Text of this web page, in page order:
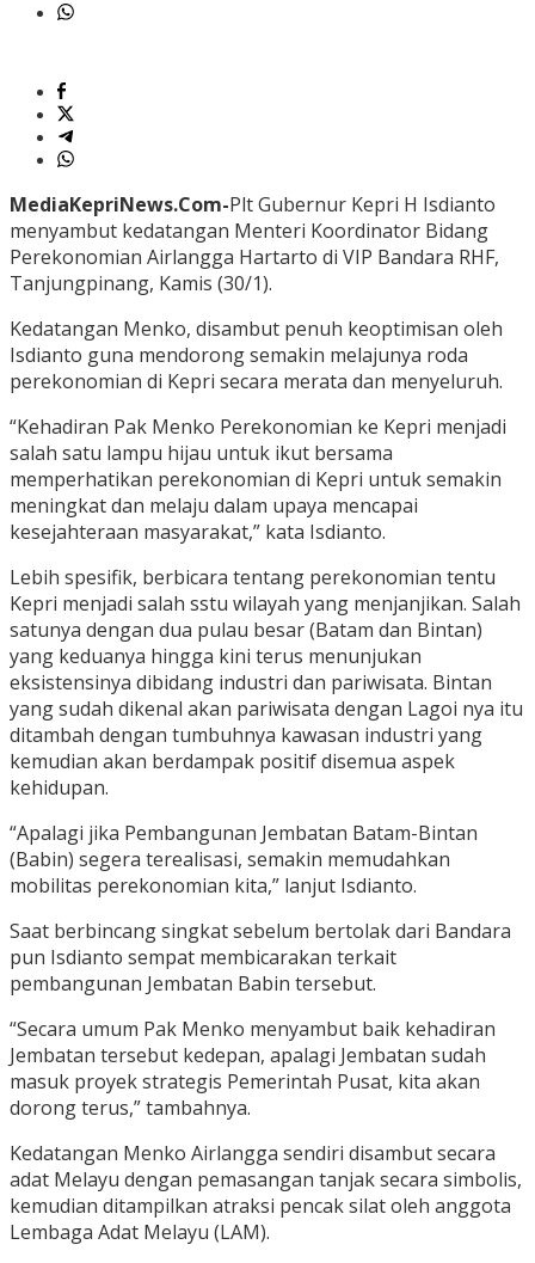
MediaKepriNews.Com-Plt Gubernur Kepri H Isdianto
menyambut kedatangan Menteri Koordinator Bidang
Perekonomian Airlangga Hartarto di VIP Bandara RHF,
Tanjungpinang, Kamis (30/1).
Kedatangan Menko, disambut penuh keoptimisan oleh
Isdianto guna mendorong semakin melajunya roda
perekonomian di Kepri secara merata dan menyeluruh.
“Kehadiran Pak Menko Perekonomian ke Kepri menjadi
salah satu lampu hijau untuk ikut bersama
memperhatikan perekonomian di Kepri untuk semakin
meningkat dan melaju dalam upaya mencapai
kesejahteraan masyarakat,” kata Isdianto.
Lebih spesifik, berbicara tentang perekonomian tentu
Kepri menjadi salah sstu wilayah yang menjanjikan. Salah
satunya dengan dua pulau besar (Batam dan Bintan)
yang keduanya hingga kini terus menunjukan
eksistensinya dibidang industri dan pariwisata. Bintan
yang sudah dikenal akan pariwisata dengan Lagoi nya itu
ditambah dengan tumbuhnya kawasan industri yang
kemudian akan berdampak positif disemua aspek
kehidupan.
“Apalagi jika Pembangunan Jembatan Batam-Bintan
(Babin) segera terealisasi, semakin memudahkan
mobilitas perekonomian kita,” lanjut Isdianto.
Saat berbincang singkat sebelum bertolak dari Bandara
pun Isdianto sempat membicarakan terkait
pembangunan Jembatan Babin tersebut.
“Secara umum Pak Menko menyambut baik kehadiran
Jembatan tersebut kedepan, apalagi Jembatan sudah
masuk proyek strategis Pemerintah Pusat, kita akan
dorong terus,” tambahnya.
Kedatangan Menko Airlangga sendiri disambut secara
adat Melayu dengan pemasangan tanjak secara simbolis,
kemudian ditampilkan atraksi pencak silat oleh anggota
Lembaga Adat Melayu (LAM).